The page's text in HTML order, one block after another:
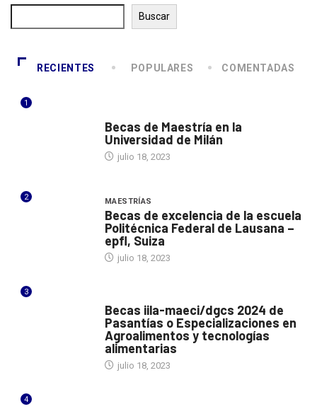
Buscar
RECIENTES POPULARES COMENTADAS
1
Becas de Maestría en la
Universidad de Milán
julio 18, 2023
2 MAESTRÍAS
Becas de excelencia de la escuela
Politécnica Federal de Lausana –
epfl, Suiza
julio 18, 2023
3
Becas iila-maeci/dgcs 2024 de
Pasantías o Especializaciones en
Agroalimentos y tecnologías
alimentarias
julio 18, 2023
4